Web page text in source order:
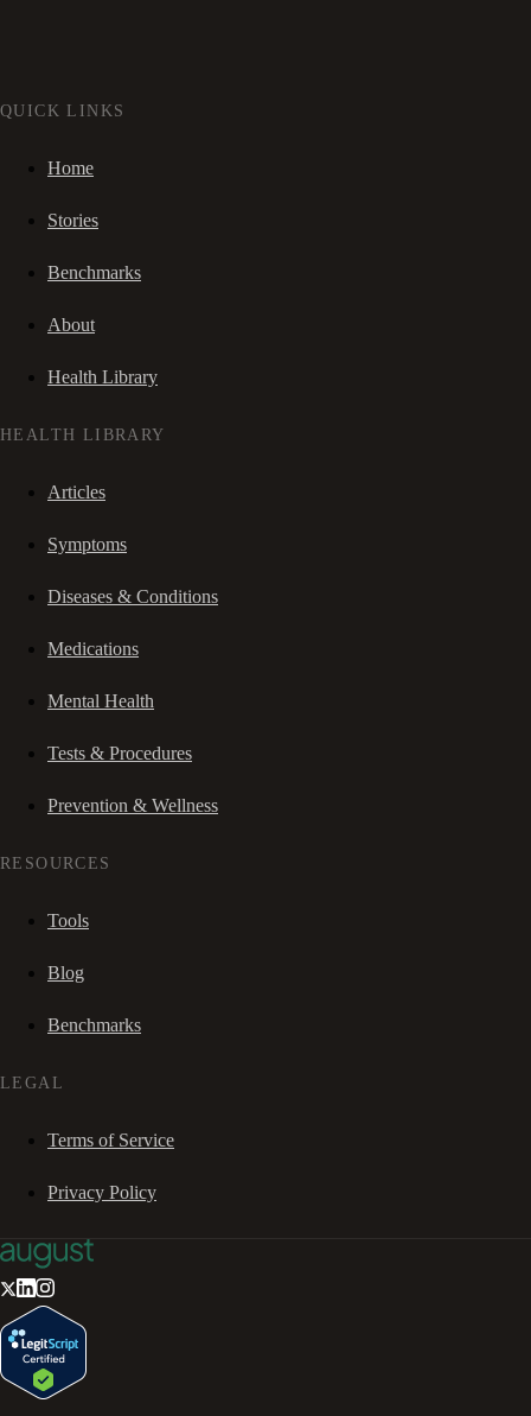
QUICK LINKS
Home
Stories
Benchmarks
About
Health Library
HEALTH LIBRARY
Articles
Symptoms
Diseases & Conditions
Medications
Mental Health
Tests & Procedures
Prevention & Wellness
RESOURCES
Tools
Blog
Benchmarks
LEGAL
Terms of Service
Privacy Policy